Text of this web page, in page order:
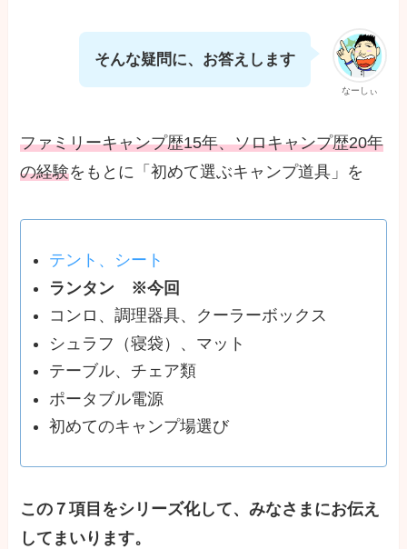
なーしぃ
そんな疑問に、お答えします
ファミリーキャンプ歴15年、ソロキャンプ歴20年
の経験をもとに「初めて選ぶキャンプ道具」を
テント、シート
ランタン ※今回
コンロ、調理器具、クーラーボックス
シュラフ（寝袋）、マット
テーブル、チェア類
ポータブル電源
初めてのキャンプ場選び
この７項目をシリーズ化して、みなさまにお伝え
してまいります。